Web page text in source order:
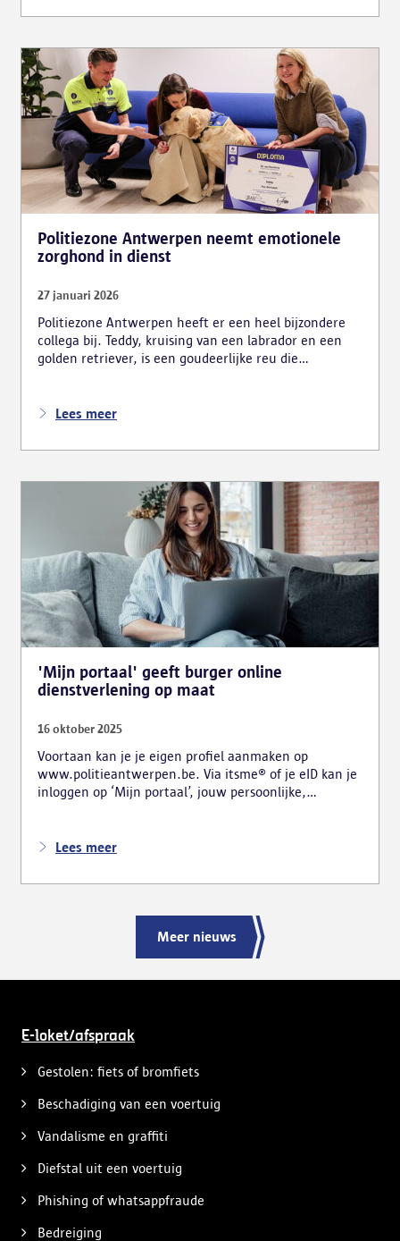
garanderen.
Politiezone Antwerpen neemt emotionele
zorghond in dienst
27 januari 2026
Politiezone Antwerpen heeft er een heel bijzondere
collega bij. Teddy, kruising van een labrador en een
golden retriever, is een goudeerlijke reu die
empathie werken stressverlagend, zodat mensen zich
Lees meer
'Mijn portaal' geeft burger online
dienstverlening op maat
16 oktober 2025
Voortaan kan je je eigen profiel aanmaken op
www.politieantwerpen.be. Via itsme® of je eID kan je
inloggen op ‘Mijn portaal’, jouw persoonlijke,
dienstverlening verbeteren en een efficiënte
Lees meer
Meer nieuws
E-loket/afspraak
Gestolen: fiets of bromfiets
Beschadiging van een voertuig
Vandalisme en graffiti
Diefstal uit een voertuig
Phishing of whatsappfraude
Bedreiging